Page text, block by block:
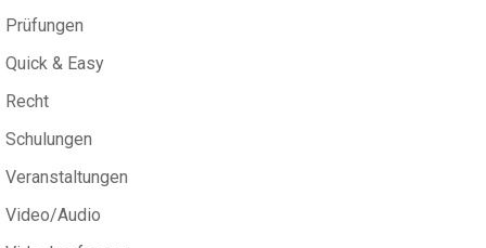
Prüfungen
Quick & Easy
Recht
Schulungen
Veranstaltungen
Video/Audio